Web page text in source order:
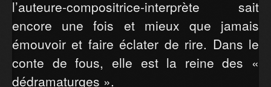
l’auteure-compositrice-interprète sait
encore une fois et mieux que jamais
émouvoir et faire éclater de rire. Dans le
conte de fous, elle est la reine des «
dédramaturges ».